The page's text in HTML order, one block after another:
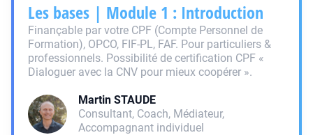
Les bases | Module 1 : Introduction
Finançable par votre CPF (Compte Personnel de
Formation), OPCO, FIF-PL, FAF. Pour particuliers &
professionnels. Possibilité de certification CPF «
Dialoguer avec la CNV pour mieux coopérer ».
Martin STAUDE
Consultant, Coach, Médiateur,
Accompagnant individuel